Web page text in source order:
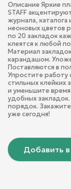
Описание Яркие
STAFF
журнала,
неоновых цветов
по 20 закладок
клеятся к любой
Материал
карандашом.
Поставляются в
Упростите
стильных клейких
и уменьшите
удобных
порядок.
уже сегодня!
Добавить в